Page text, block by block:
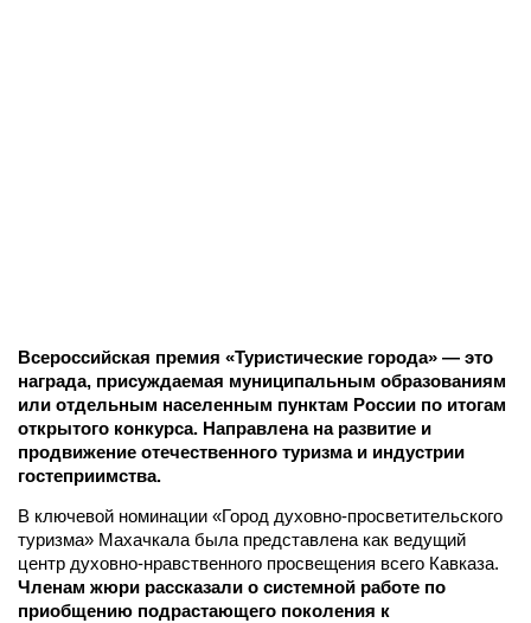
Всероссийская премия «Туристические города» — это
награда, присуждаемая муниципальным образованиям
или отдельным населенным пунктам России по итогам
открытого конкурса. Направлена на развитие и
продвижение отечественного туризма и индустрии
гостеприимства.
В ключевой номинации «Город духовно-просветительского
туризма» Махачкала была представлена как ведущий
центр духовно-нравственного просвещения всего Кавказа.
Членам жюри рассказали о системной работе по
приобщению подрастающего поколения к